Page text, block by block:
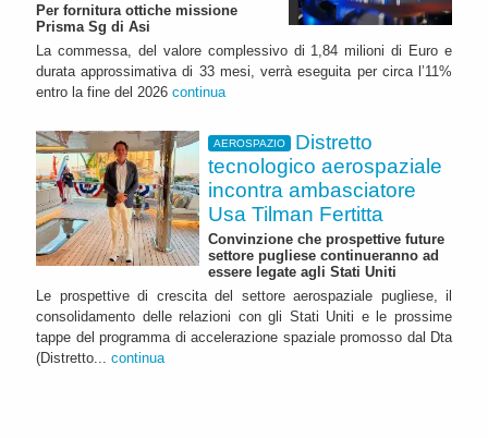
Per fornitura ottiche missione
Prisma Sg di Asi
La commessa, del valore complessivo di 1,84 milioni di Euro e
durata approssimativa di 33 mesi, verrà eseguita per circa l’11%
entro la fine del 2026 continua
AEROSPAZIO
Distretto
tecnologico aerospaziale
incontra ambasciatore
Usa Tilman Fertitta
Convinzione che prospettive future
settore pugliese continueranno ad
essere legate agli Stati Uniti
Le prospettive di crescita del settore aerospaziale pugliese, il
consolidamento delle relazioni con gli Stati Uniti e le prossime
tappe del programma di accelerazione spaziale promosso dal Dta
(Distretto... continua